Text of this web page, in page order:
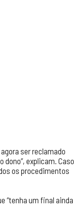
ser reclamado
dono”, explicam. Caso
os procedimentos
“tenha um final ainda